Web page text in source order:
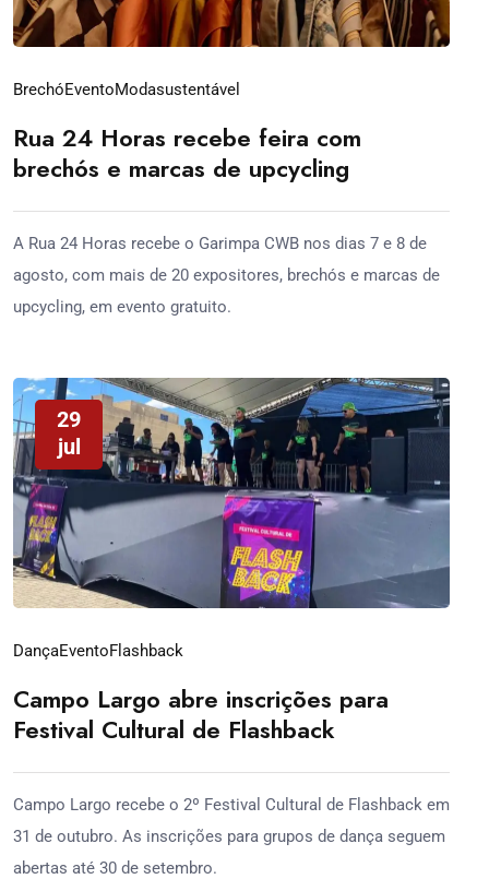
BrechóEventoModasustentável
Rua 24 Horas recebe feira com
brechós e marcas de upcycling
A Rua 24 Horas recebe o Garimpa CWB nos dias 7 e 8 de
agosto, com mais de 20 expositores, brechós e marcas de
upcycling, em evento gratuito.
29
jul
DançaEventoFlashback
Campo Largo abre inscrições para
Festival Cultural de Flashback
Campo Largo recebe o 2º Festival Cultural de Flashback em
31 de outubro. As inscrições para grupos de dança seguem
abertas até 30 de setembro.